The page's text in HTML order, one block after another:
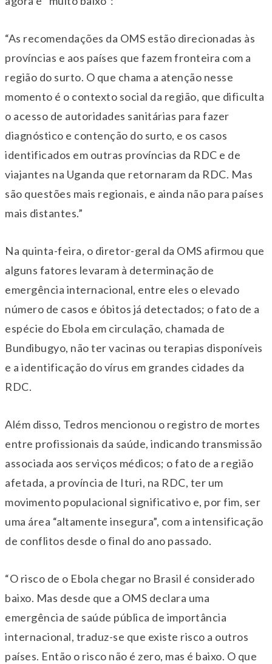
“As recomendações da OMS estão direcionadas às
províncias e aos países que fazem fronteira com a
região do surto. O que chama a atenção nesse
momento é o contexto social da região, que dificulta
o acesso de autoridades sanitárias para fazer
diagnóstico e contenção do surto, e os casos
identificados em outras províncias da RDC e de
viajantes na Uganda que retornaram da RDC. Mas
são questões mais regionais, e ainda não para países
mais distantes.”
Na quinta-feira, o diretor-geral da OMS afirmou que
alguns fatores levaram à determinação de
emergência internacional, entre eles o elevado
número de casos e óbitos já detectados; o fato de a
espécie do Ebola em circulação, chamada de
Bundibugyo, não ter vacinas ou terapias disponíveis
e a identificação do vírus em grandes cidades da
RDC.
Além disso, Tedros mencionou o registro de mortes
entre profissionais da saúde, indicando transmissão
associada aos serviços médicos; o fato de a região
afetada, a província de Ituri, na RDC, ter um
movimento populacional significativo e, por fim, ser
uma área “altamente insegura”, com a intensificação
de conflitos desde o final do ano passado.
“O risco de o Ebola chegar no Brasil é considerado
baixo. Mas desde que a OMS declara uma
emergência de saúde pública de importância
internacional, traduz-se que existe risco a outros
países. Então o risco não é zero, mas é baixo. O que